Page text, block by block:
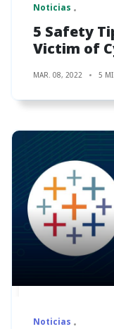
Noticias
5 Safety
Victim of
MAR. 08, 2022 5
Noticias